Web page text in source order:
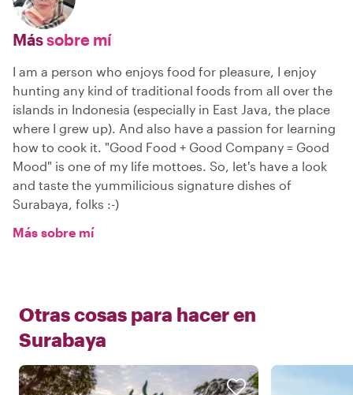
Mássobre mí
I am a person who enjoys food for pleasure, I enjoy
hunting any kind of traditional foods from all over the
islands in Indonesia (especially in East Java, the place
where I grew up). And also have a passion for learning
how to cook it. "Good Food + Good Company = Good
Mood" is one of my life mottoes. So, let's have a look
and taste the yummilicious signature dishes of
Surabaya, folks :-)
Más sobre mí
Otras cosas para hacer en
Surabaya